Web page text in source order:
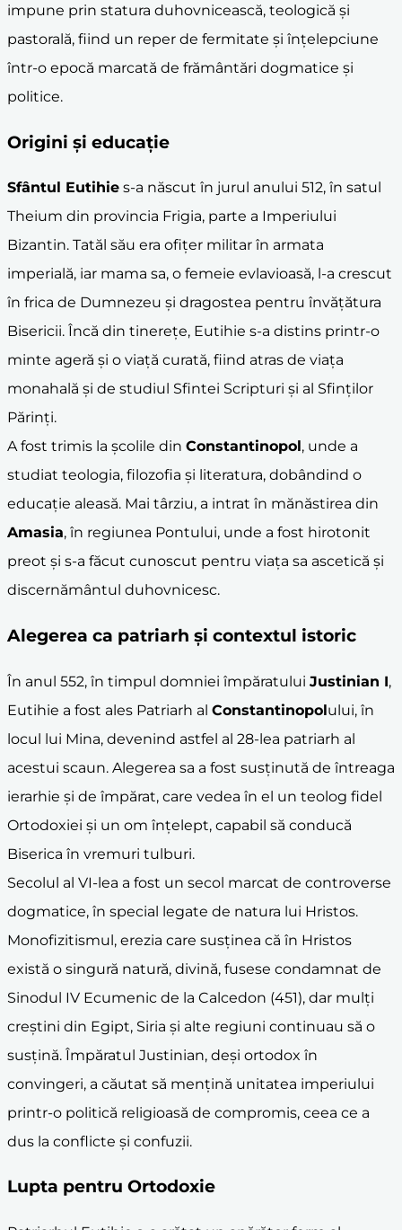
impune prin statura duhovnicească, teologică și
pastorală, fiind un reper de fermitate și înțelepciune
într-o epocă marcată de frământări dogmatice și
politice.
Origini și educație
Sfântul Eutihie s-a născut în jurul anului 512, în satul
Theium din provincia Frigia, parte a Imperiului
Bizantin. Tatăl său era ofițer militar în armata
imperială, iar mama sa, o femeie evlavioasă, l-a crescut
în frica de Dumnezeu și dragostea pentru învățătura
Bisericii. Încă din tinerețe, Eutihie s-a distins printr-o
minte ageră și o viață curată, fiind atras de viața
monahală și de studiul Sfintei Scripturi și al Sfinților
Părinți.
A fost trimis la școlile din Constantinopol, unde a
studiat teologia, filozofia și literatura, dobândind o
educație aleasă. Mai târziu, a intrat în mănăstirea din
Amasia, în regiunea Pontului, unde a fost hirotonit
preot și s-a făcut cunoscut pentru viața sa ascetică și
discernământul duhovnicesc.
Alegerea ca patriarh și contextul istoric
În anul 552, în timpul domniei împăratului Justinian I,
Eutihie a fost ales Patriarh al Constantinopolului, în
locul lui Mina, devenind astfel al 28-lea patriarh al
acestui scaun. Alegerea sa a fost susținută de întreaga
ierarhie și de împărat, care vedea în el un teolog fidel
Ortodoxiei și un om înțelept, capabil să conducă
Biserica în vremuri tulburi.
Secolul al VI-lea a fost un secol marcat de controverse
dogmatice, în special legate de natura lui Hristos.
Monofizitismul, erezia care susținea că în Hristos
există o singură natură, divină, fusese condamnat de
Sinodul IV Ecumenic de la Calcedon (451), dar mulți
creștini din Egipt, Siria și alte regiuni continuau să o
susțină. Împăratul Justinian, deși ortodox în
convingeri, a căutat să mențină unitatea imperiului
printr-o politică religioasă de compromis, ceea ce a
dus la conflicte și confuzii.
Lupta pentru Ortodoxie